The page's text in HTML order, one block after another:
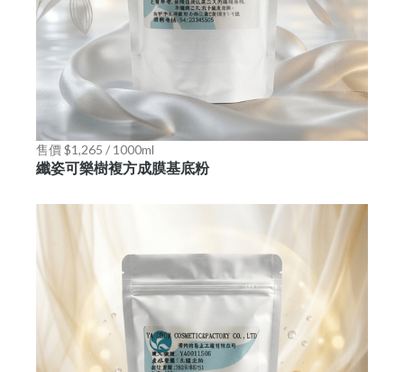
售價 $1,265 / 1000ml
纖姿可樂樹複方成膜基底粉